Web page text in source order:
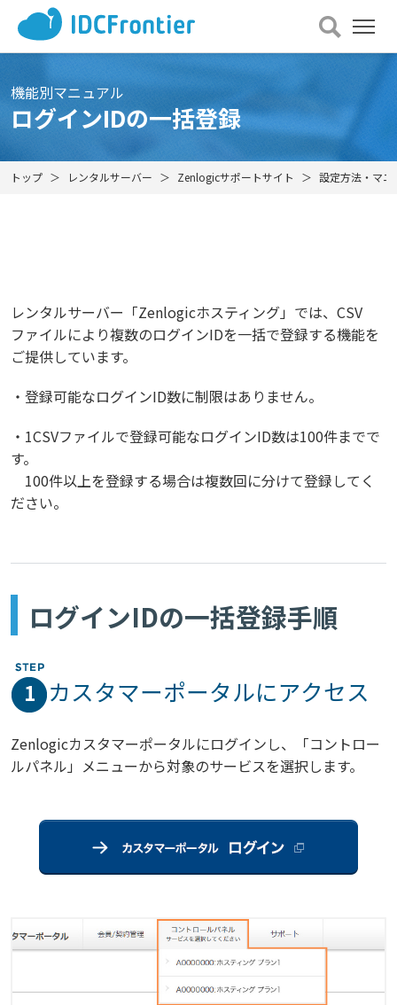
メ
ニュー
を
機能別マニュアル
ログインIDの一括登録
トップ レンタルサーバー Zenlogicサポートサイト 設定方法・マニ
レンタルサーバー「Zenlogicホスティング」では、CSV
ファイルにより複数のログインIDを一括で登録する機能を
ご提供しています。
・登録可能なログインID数に制限はありません。
・1CSVファイルで登録可能なログインID数は100件までで
す。
100件以上を登録する場合は複数回に分けて登録してく
ださい。
ログインIDの一括登録手順
1 カスタマーポータルにアクセス
Zenlogicカスタマーポータルにログインし、「コントロー
ルパネル」メニューから対象のサービスを選択します。